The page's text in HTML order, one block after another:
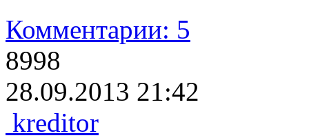
Комментарии: 5
8998
28.09.2013 21:42
kreditor